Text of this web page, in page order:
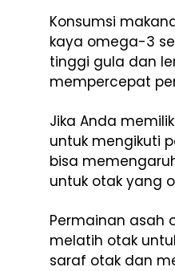
Konsumsi
kaya omega-3
tinggi gula dan
mempercepat
Jika Anda
untuk mengikuti
bisa
untuk otak yang
Permainan asah
melatih otak
saraf otak dan